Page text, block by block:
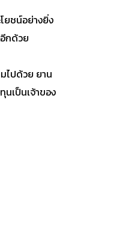
ยชน์อย่างยิ่ง
กด้วย
ไปด้วย ยาน
นเป็นเจ้าของ